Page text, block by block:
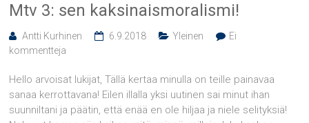
Mtv 3: sen kaksinaismoralismi!
Antti Kurhinen 6.9.2018 Yleinen
Ei
kommentteja
Hello arvoisat lukijat, Tällä kertaa minulla on teille painavaa
sanaa kerrottavana! Eilen illalla yksi uutinen sai minut ihan
suunniltani ja päätin, että enää en ole hiljaa ja niele selityksiä!